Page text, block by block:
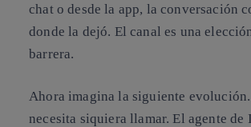
chat o desde la app, la conversación
donde la dejó. El canal es una
barrera.
Ahora imagina la siguiente
necesita siquiera llamar. El agente de